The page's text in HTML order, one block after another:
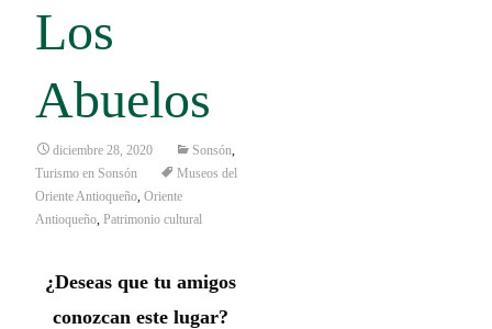
Los
Abuelos
diciembre 28, 2020 Sonsón
Turismo en Sonsón
Museos del
Oriente Antioqueño Oriente
Antioqueño Patrimonio cultural
¿Deseas que tu amigos
conozcan este lugar?